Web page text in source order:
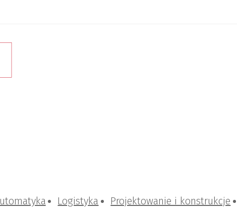
Logistyka Projektowanie i konstrukcje